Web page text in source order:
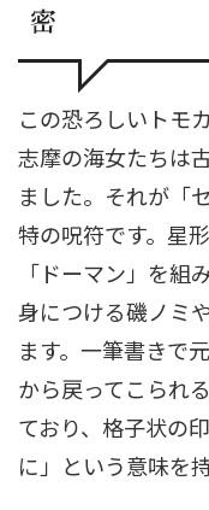
密
この恐ろしいトモ
志摩の海女たちは
ました。それが「
特の呪符です。星
「ドーマン」を組
身につける磯ノミ
ます。一筆書きで
から戻ってこられ
ており、格子状の
に」という意味を